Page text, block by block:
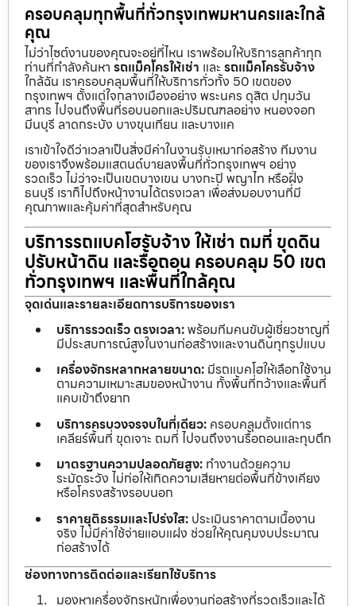
ครอบคลุมทุกพื้นที่ทั่วกรุงเทพมหานครและใกล้
คุณ
ไม่ว่าไซต์งานของคุณจะอยู่ที่ไหน เราพร้อมให้บริการลูกค้าทุก
ท่านที่กำลังค้นหา รถแม็คโครให้เช่า และ รถแม็คโครรับจ้าง
ใกล้ฉัน เราครอบคลุมพื้นที่ให้บริการทั่วทั้ง 50 เขตของ
กรุงเทพฯ ตั้งแต่ใจกลางเมืองอย่าง พระนคร ดุสิต ปทุมวัน
สาทร ไปจนถึงพื้นที่รอบนอกและปริมณฑลอย่าง หนองจอก
มีนบุรี ลาดกระบัง บางขุนเทียน และบางแค
เราเข้าใจดีว่าเวลาเป็นสิ่งมีค่าในงานรับเหมาก่อสร้าง ทีมงาน
ของเราจึงพร้อมแสตนด์บายลงพื้นที่ทั่วกรุงเทพฯ อย่าง
รวดเร็ว ไม่ว่าจะเป็นเขตบางเขน บางกะปิ พญาไท หรือฝั่ง
ธนบุรี เราก็ไปถึงหน้างานได้ตรงเวลา เพื่อส่งมอบงานที่มี
คุณภาพและคุ้มค่าที่สุดสำหรับคุณ
บริการรถแบคโฮรับจ้าง ให้เช่า ถมที่ ขุดดิน
ปรับหน้าดิน และรื้อถอน ครอบคลุม 50 เขต
ทั่วกรุงเทพฯ และพื้นที่ใกล้คุณ
จุดเด่นและรายละเอียดการบริการของเรา
บริการรวดเร็ว ตรงเวลา:พร้อมทีมคนขับผู้เชี่ยวชาญที่
มีประสบการณ์สูงในงานก่อสร้างและงานดินทุกรูปแบบ
เครื่องจักรหลากหลายขนาด: มีรถแบคโฮให้เลือกใช้งาน
ตามความเหมาะสมของหน้างาน ทั้งพื้นที่กว้างและพื้นที่
แคบเข้าถึงยาก
บริการครบวงจรจบในที่เดียว: ครอบคลุมตั้งแต่การ
เคลียร์พื้นที่ ขุดเจาะ ถมที่ ไปจนถึงงานรื้อถอนและทุบตึก
มาตรฐานความปลอดภัยสูง: ทำงานด้วยความ
ระมัดระวัง ไม่ก่อให้เกิดความเสียหายต่อพื้นที่ข้างเคียง
หรือโครงสร้างรอบนอก
ราคายุติธรรมและโปร่งใส: ประเมินราคาตามเนื้องาน
จริง ไม่มีค่าใช้จ่ายแอบแฝง ช่วยให้คุณคุมงบประมาณ
ก่อสร้างได้
ช่องทางการติดต่อและเรียกใช้บริการ
มองหาเครื่องจักรหนักเพื่องานก่อสร้างที่รวดเร็วและได้